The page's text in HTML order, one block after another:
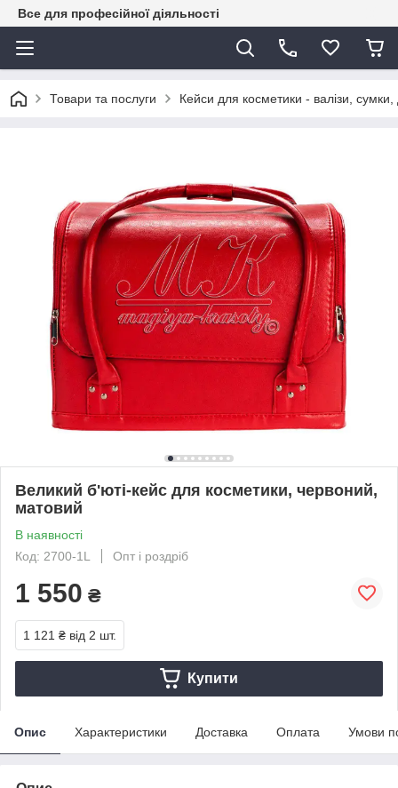
Все для професійної діяльності
Товари та послуги Кейси для косметики - валізи, сумки,
Великий б'юті-кейс для косметики, червоний,
матовий
В наявності
Код: 2700-1L
Опт і роздріб
1 550 ₴
1 121 ₴ від 2 шт.
Купити
Опис Характеристики Доставка Оплата Умови